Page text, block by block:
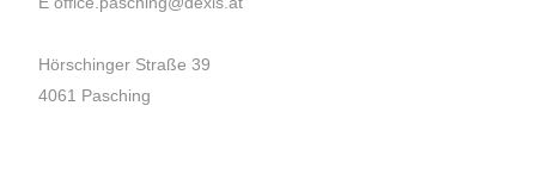
Hörschinger Straße 39
4061 Pasching